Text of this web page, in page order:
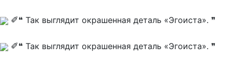
✐❝ Так выглядит окрашенная деталь «Эгоиста». ❞
✐❝ Так выглядит окрашенная деталь «Эгоиста». ❞